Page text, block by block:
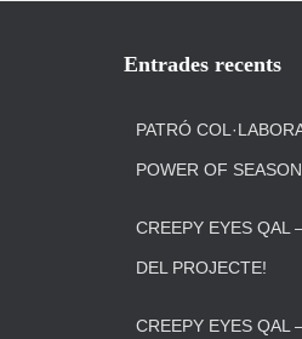
Entrades recents
PATRÓ
POWER OF
CREEPY EYES QAL
DEL PROJECTE!
CREEPY EYES QAL